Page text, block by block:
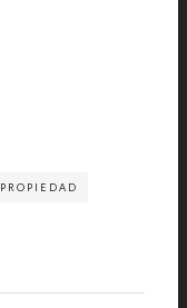
PROPIEDAD